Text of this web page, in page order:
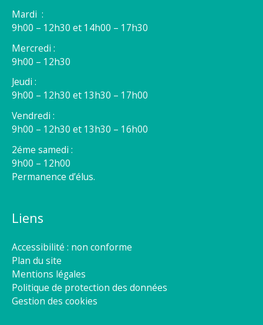
Mardi :
9h00 – 12h30 et 14h00 – 17h30
Mercredi :
9h00 – 12h30
Jeudi :
9h00 – 12h30 et 13h30 – 17h00
Vendredi :
9h00 – 12h30 et 13h30 – 16h00
2éme samedi :
9h00 – 12h00
Permanence d’élus.
Liens
Accessibilité : non conforme
Plan du site
Mentions légales
Politique de protection des données
Gestion des cookies